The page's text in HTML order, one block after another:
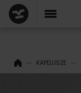
KAPELUSZE